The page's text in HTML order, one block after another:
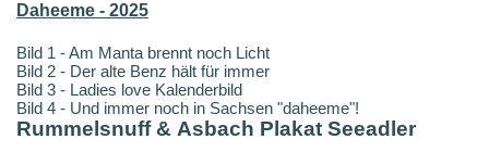
Daheeme - 2025
Bild 1 - Am Manta brennt noch Licht
Bild 2 - Der alte Benz hält für immer
Bild 3 - Ladies love Kalenderbild
Bild 4 - Und immer noch in Sachsen "daheeme"!
Rummelsnuff & Asbach Plakat Seeadler